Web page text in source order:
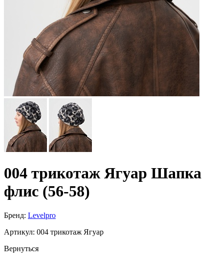
004 трикотаж Ягуар Шапка
флис (56-58)
Бренд: Levelpro
Артикул: 004 трикотаж Ягуар
Вернуться